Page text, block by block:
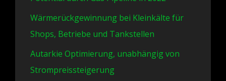
Wärmerückgewinnung bei Kleinkälte für
Shops, Betriebe und Tankstellen
Autarkie Optimierung, unabhängig von
Strompreissteigerung